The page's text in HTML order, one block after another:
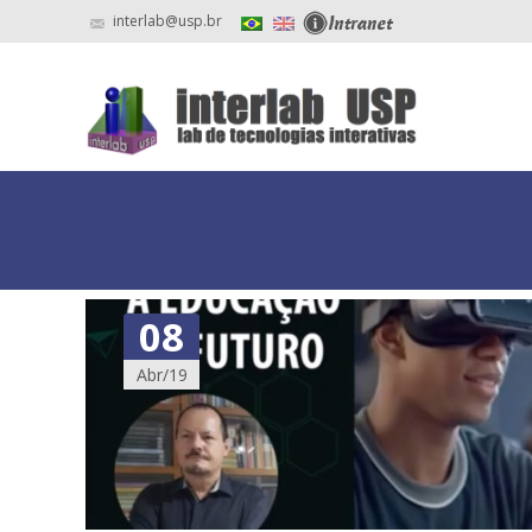
interlab@usp.br
08
Abr/19